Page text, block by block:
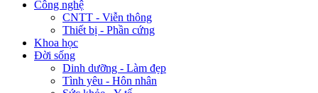
Công nghệ
CNTT - Viễn thông
Thiết bị - Phần cứng
Khoa học
Đời sống
Dinh dưỡng - Làm đẹp
Tình yêu - Hôn nhân